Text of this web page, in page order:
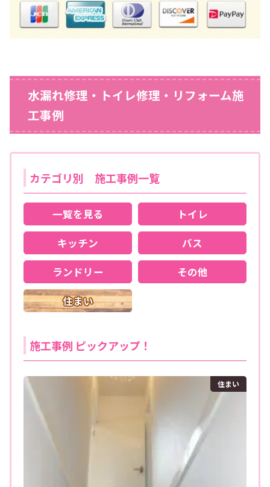
水漏れ修理・トイレ修理・リフォーム施
工事例
カテゴリ別 施工事例一覧
一覧を見る
トイレ
キッチン
バス
ランドリー
その他
住まい
施工事例 ピックアップ！
住まい